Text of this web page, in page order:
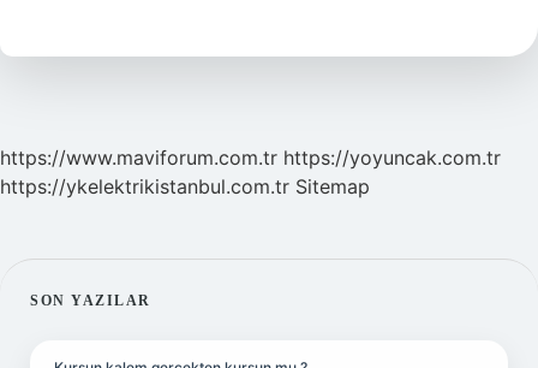
https://www.maviforum.com.tr https://yoyuncak.com.tr
https://ykelektrikistanbul.com.tr Sitemap
SIDEBAR
SON YAZILAR